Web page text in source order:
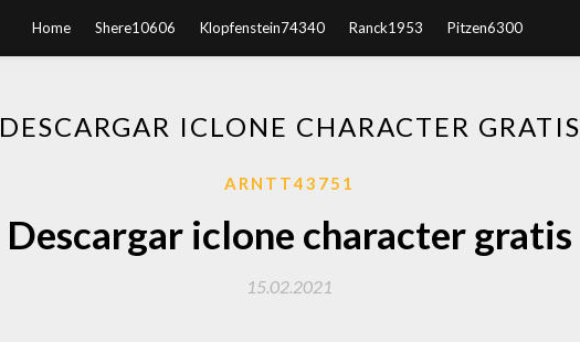
Home Shere10606 Klopfenstein74340 Ranck1953 Pitzen6300
DESCARGAR ICLONE CHARACTER GRATIS
ARNTT43751
Descargar iclone character gratis
15.02.2021